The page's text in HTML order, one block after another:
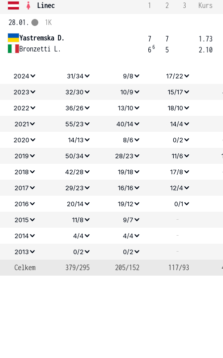
Linec 1 2 3
Kurs
28.01.
Yastremska D.
Bronzetti L.
1K
7
66
7
5
1.73
2.10
2024 31/34 9/8
17/22
2023
32/30 10/9 15/17
2022
36/26 13/10 18/10
2021
55/23 40/14
14/4
2020
14/13 8/6 0/2
2019
50/34 28/23 11/6
2018
42/28 19/18 17/8
2017
29/23 16/16
12/4
2016
20/14 19/12
0/1
2015
11/8 9/7 -
2014 4/4 4/4 -
2013 0/2 0/2
-
Celkem
379/295 205/152 117/93